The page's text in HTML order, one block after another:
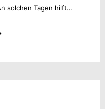
solchen Tagen hilft…